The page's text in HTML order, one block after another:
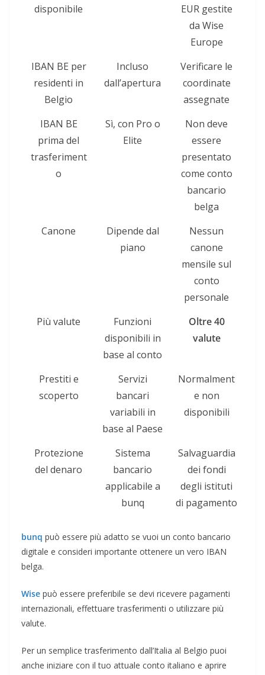
disponibile
EUR gestite
da Wise
Europe
IBAN BE per
residenti in
Belgio
Incluso
dall’apertura
Verificare le
coordinate
assegnate
IBAN BE
prima del
trasferiment
o
Sì, con Pro o
Elite
Non deve
essere
presentato
come conto
bancario
belga
Canone
Dipende dal
piano
Nessun
canone
mensile sul
conto
personale
Più valute
Funzioni
disponibili in
base al conto
Oltre 40
valute
Prestiti e
scoperto
Servizi
bancari
variabili in
base al Paese
Normalment
e non
disponibili
Protezione
del denaro
Sistema
bancario
applicabile a
bunq
Salvaguardia
dei fondi
degli istituti
di pagamento
bunq può essere più adatto se vuoi un conto bancario
digitale e consideri importante ottenere un vero IBAN
belga.
Wise può essere preferibile se devi ricevere pagamenti
internazionali, effettuare trasferimenti o utilizzare più
valute.
Per un semplice trasferimento dall’Italia al Belgio puoi
anche iniziare con il tuo attuale conto italiano e aprire